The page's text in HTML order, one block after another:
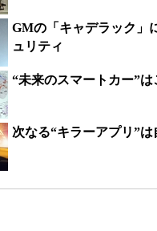
GMの「キャデラック」
ュリティ
“未来のスマートカー”
次なる“キラーアプリ”